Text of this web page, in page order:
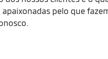
pelo que